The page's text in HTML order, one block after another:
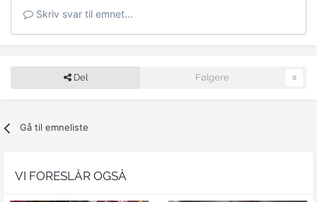
Skriv svar til emnet...
Del Følgere 0
Gå til emneliste
VI FORESLÅR OGSÅ